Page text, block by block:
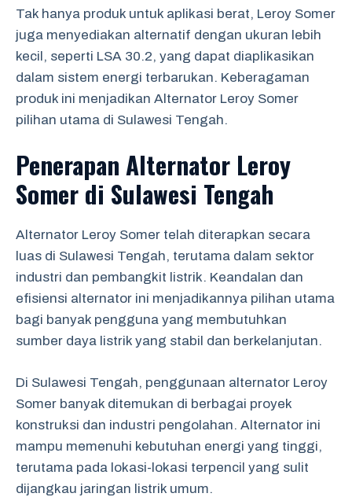
Tak hanya produk untuk aplikasi berat, Leroy Somer
juga menyediakan alternatif dengan ukuran lebih
kecil, seperti LSA 30.2, yang dapat diaplikasikan
dalam sistem energi terbarukan. Keberagaman
produk ini menjadikan Alternator Leroy Somer
pilihan utama di Sulawesi Tengah.
Penerapan Alternator Leroy
Somer di Sulawesi Tengah
Alternator Leroy Somer telah diterapkan secara
luas di Sulawesi Tengah, terutama dalam sektor
industri dan pembangkit listrik. Keandalan dan
efisiensi alternator ini menjadikannya pilihan utama
bagi banyak pengguna yang membutuhkan
sumber daya listrik yang stabil dan berkelanjutan.
Di Sulawesi Tengah, penggunaan alternator Leroy
Somer banyak ditemukan di berbagai proyek
konstruksi dan industri pengolahan. Alternator ini
mampu memenuhi kebutuhan energi yang tinggi,
terutama pada lokasi-lokasi terpencil yang sulit
dijangkau jaringan listrik umum.